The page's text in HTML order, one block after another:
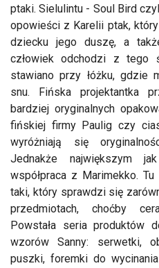
ptaki. Sielulintu - Soul Bird
opowieści z Karelii ptak,
dziecku jego duszę, a
człowiek odchodzi z tego
stawiano przy łóżku, gdzie
snu. Fińska projektantka
bardziej oryginalnych
fińskiej firmy Paulig czy
wyróżniają się
Jednakże największym
współpraca z Marimekko.
taki, który sprawdzi się
przedmiotach, choćby
Powstała seria produktów
wzorów Sanny: serwetki,
puszki, foremki do